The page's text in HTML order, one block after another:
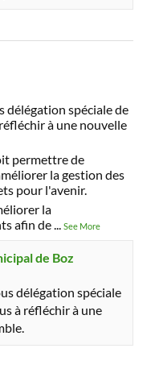
délégation spéciale de
à une nouvelle
permettre de
la gestion des
pour l'avenir.
la
afin de...See More
de Boz
délégation spéciale
à réfléchir à une